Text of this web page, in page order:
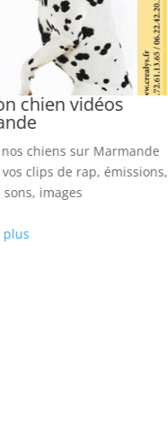
chien vidéos
chiens sur Marmande
clips de rap, émissions,
images
plus